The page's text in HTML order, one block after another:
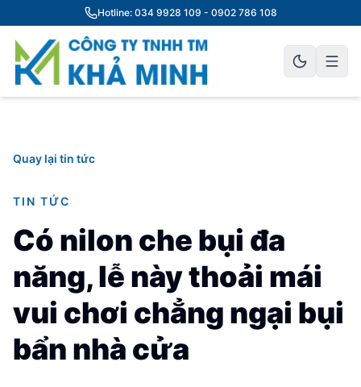
Hotline: 034 9928 109 - 0902 786 108
Quay lại tin tức
TIN TỨC
Có nilon che bụi đa
năng, lễ này thoải mái
vui chơi chẳng ngại bụi
bẩn nhà cửa